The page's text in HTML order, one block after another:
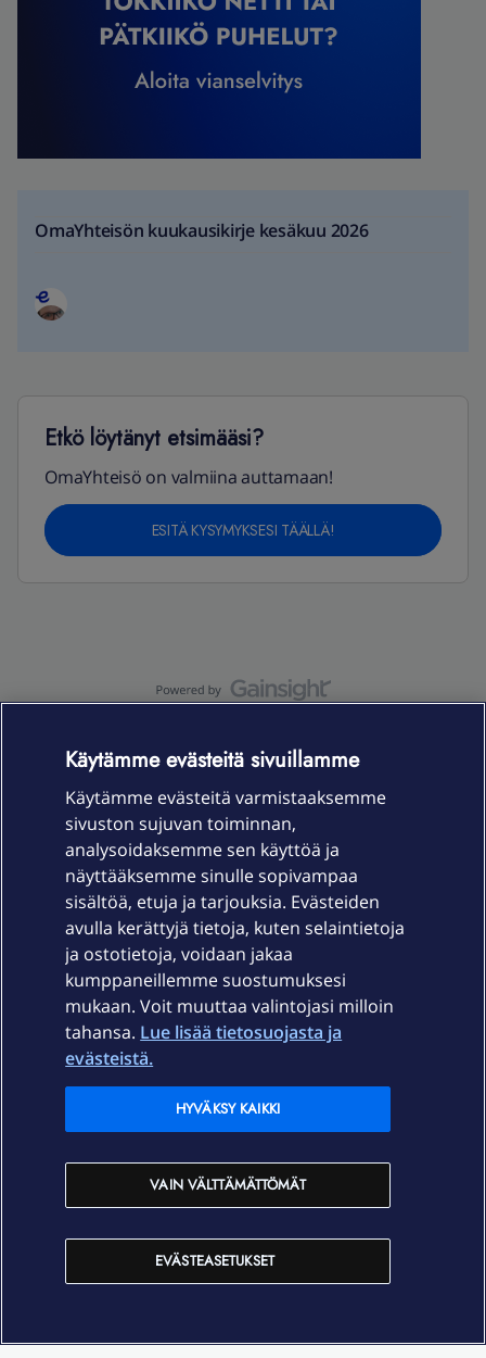
OmaYhteisön kuukausikirje kesäkuu 2026
Etkö löytänyt etsimääsi?
OmaYhteisö on valmiina auttamaan!
ESITÄ KYSYMYKSESI TÄÄLLÄ!
Laitteet & liittymät
Palvelut
Ajankohtaista
Elisa Oyj
In English
Käytämme evästeitä sivuillamme
Käytämme evästeitä varmistaaksemme
sivuston sujuvan toiminnan,
analysoidaksemme sen käyttöä ja
näyttääksemme sinulle sopivampaa
sisältöä, etuja ja tarjouksia. Evästeiden
avulla kerättyjä tietoja, kuten selaintietoja
ja ostotietoja, voidaan jakaa
kumppaneillemme suostumuksesi
mukaan. Voit muuttaa valintojasi milloin
tahansa. Lue lisää tietosuojasta ja
evästeistä.
EVÄSTEASETUKSET
VAIN VÄLTTÄMÄTTÖMÄT
HYVÄKSY KAIKKI